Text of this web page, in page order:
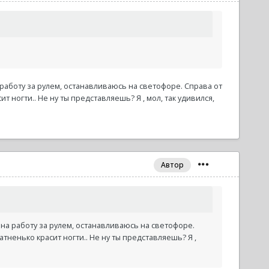
за рулем, останавливаюсь на светофоре. Справа от
ногти.. Не ну ты представляешь? Я , мол, так удивился,
Автор
работу за рулем, останавливаюсь на светофоре.
красит ногти.. Не ну ты представляешь? Я ,